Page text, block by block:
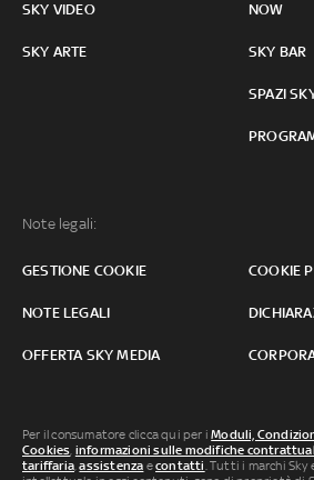
SKY VIDEO
SKY ARTE
NOW
SKY BAR
SPAZI
Note legali:
GESTIONE COOKIE COOKIE
NOTE LEGALI
OFFERTA SKY MEDIA
Per il consumatore clicca qui per iModuli,
Cookies, informazioni sulle modifiche
tariffaria,assistenza econtatti. Tutti i marchi